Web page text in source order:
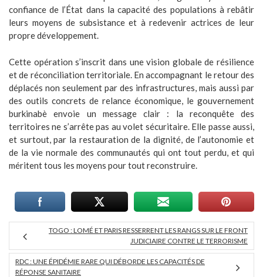
confiance de l’État dans la capacité des populations à rebâtir
leurs moyens de subsistance et à redevenir actrices de leur
propre développement.
Cette opération s’inscrit dans une vision globale de résilience
et de réconciliation territoriale. En accompagnant le retour des
déplacés non seulement par des infrastructures, mais aussi par
des outils concrets de relance économique, le gouvernement
burkinabè envoie un message clair : la reconquête des
territoires ne s’arrête pas au volet sécuritaire. Elle passe aussi,
et surtout, par la restauration de la dignité, de l’autonomie et
de la vie normale des communautés qui ont tout perdu, et qui
méritent tous les moyens pour tout reconstruire.
TOGO : LOMÉ ET PARIS RESSERRENT LES RANGS SUR LE FRONT
JUDICIAIRE CONTRE LE TERRORISME
RDC : UNE ÉPIDÉMIE RARE QUI DÉBORDE LES CAPACITÉS DE
RÉPONSE SANITAIRE